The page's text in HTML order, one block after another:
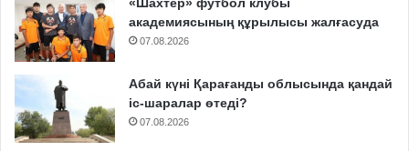
академиясының құрылысы жалғасуда
07.08.2026
Абай күні Қарағанды облысында қандай
іс-шаралар өтеді?
07.08.2026